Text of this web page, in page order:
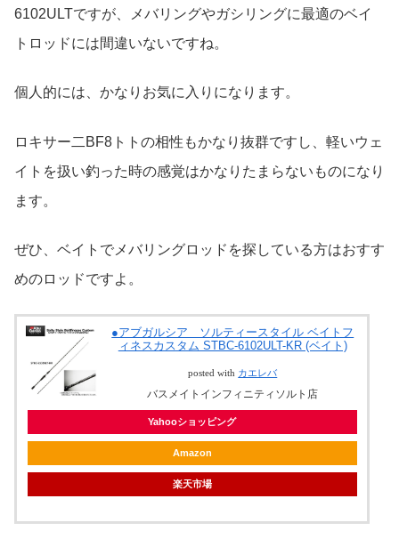
6102ULTですが、メバリングやガシリングに最適のベイ
トロッドには間違いないですね。
個人的には、かなりお気に入りになります。
ロキサー二BF8トトの相性もかなり抜群ですし、軽いウェ
イトを扱い釣った時の感覚はかなりたまらないものになり
ます。
ぜひ、ベイトでメバリングロッドを探している方はおすす
めのロッドですよ。
●アブガルシア ソルティースタイル ベイトフ
ィネスカスタム STBC-6102ULT-KR (ベイト)
posted with カエレバ
バスメイトインフィニティソルト店
Yahooショッピング
Amazon
楽天市場